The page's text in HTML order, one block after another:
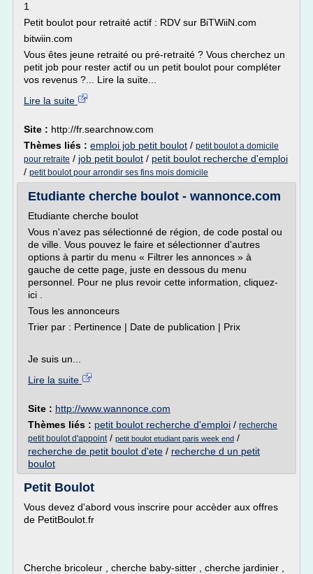
1
Petit boulot pour retraité actif : RDV sur BiTWiiN.com
bitwiin.com
Vous êtes jeune retraité ou pré-retraité ? Vous cherchez un
petit job pour rester actif ou un petit boulot pour compléter
vos revenus ?... Lire la suite...
Lire la suite
Site : http://fr.searchnow.com
Thèmes liés : emploi job petit boulot / petit boulot a domicile
pour retraite / job petit boulot / petit boulot recherche d'emploi
/ petit boulot pour arrondir ses fins mois domicile
Etudiante cherche boulot - wannonce.com
Etudiante cherche boulot
Vous n'avez pas sélectionné de région, de code postal ou
de ville. Vous pouvez le faire et sélectionner d'autres
options à partir du menu « Filtrer les annonces » à
gauche de cette page, juste en dessous du menu
personnel. Pour ne plus revoir cette information, cliquez-
ici .
Tous les annonceurs
Trier par : Pertinence | Date de publication | Prix
Je suis un...
Lire la suite
Site : http://www.wannonce.com
Thèmes liés : petit boulot recherche d'emploi / recherche
petit boulot d'appoint/ petit boulot etudiant paris week end /
recherche de petit boulot d'ete / recherche d un petit
boulot
Petit Boulot
Vous devez d'abord vous inscrire pour accèder aux offres
de PetitBoulot.fr
Cherche bricoleur , cherche baby-sitter , cherche jardinier ,